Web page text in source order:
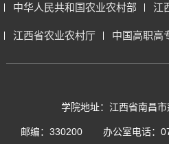
中华人民共和国农业农村部 江
江西省农业农村厅 中国高职高
学院地址：江西省南昌
邮编：330200 办公室电话：